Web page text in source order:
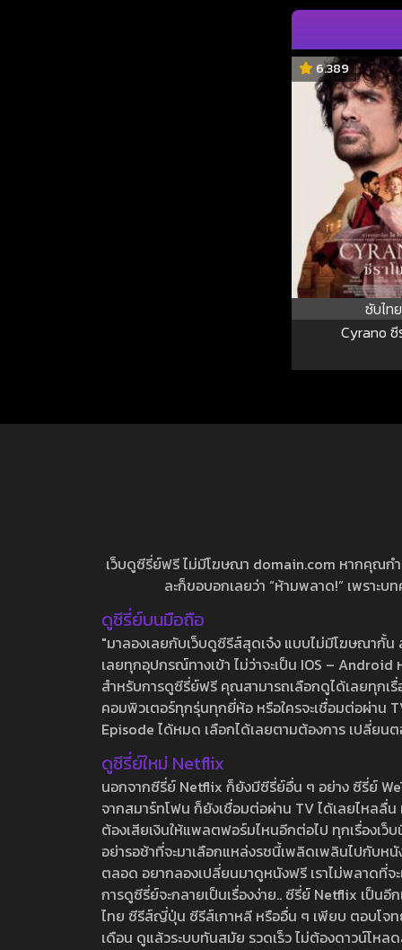
6.389
ซับไทย
Cyrano ซี
เว็บดูซีรี่ย์ฟรี ไม่มีโฆษณา domain.com หากคุณก
ละก็ขอบอกเลยว่า “ห้ามพลาด!” เพราะ
ดูซีรี่ย์บนมือถือ
"มาลองเลยกับเว็บดูซีรีส์สุดเจ๋ง แบบไม่มีโฆษณากั้
เลยทุกอุปกรณ์ทางเข้า ไม่ว่าจะเป็น IOS –
สำหรับการดูซีรี่ย์ฟรี คุณสามารถเลือกดูได้เลยทุกเ
คอมพิวเตอร์ทุกรุ่นทุกยี่ห้อ หรือใครจะเชื่อมต่อผ่าน
Episode ได้หมด เลือกได้เลยตามต้องการ เปลี่ยน
ดูซีรี่ย์ใหม่ Netflix
นอกจากซีรี่ย์ Netflix ก็ยังมีซีรี่ย์อื่น ๆ อย่าง ซีรี่ย์
จากสมาร์ทโฟน ก็ยังเชื่อมต่อผ่าน TV ได้เลยไหลลื่
ต้องเสียเงินให้แพลตฟอร์มไหนอีกต่อไป ทุกเรื่องเว็
อย่ารอช้าที่จะมาเลือกแหล่งรชนี้เพลิดเพลินไปกับห
ตลอด อยากลองเปลี่ยนมาดูหนังฟรี เราไม่พลาดที่
การดูซีรี่ย์จะกลายเป็นเรื่องง่าย.. ซีรี่ย์ Netflix เป็น
ไทย ซีรีส์ญี่ปุ่น ซีรีส์เกาหลี หรืออื่น ๆ เพียบ ตอบโจท
เดือน ดูแล้วระบบทันสมัย รวดเร็ว ไม่ต้องดาวน์โห